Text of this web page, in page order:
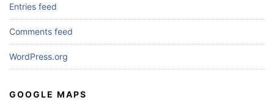
Entries feed
Comments feed
WordPress.org
GOOGLE MAPS